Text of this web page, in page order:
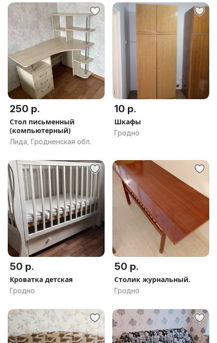
250 р.
Стол письменный
(компьютерный)
Лида, Гродненская обл.
10 р.
Шкафы
Гродно
50 р.
Кроватка детская
Гродно
50 р.
Столик журнальный.
Гродно